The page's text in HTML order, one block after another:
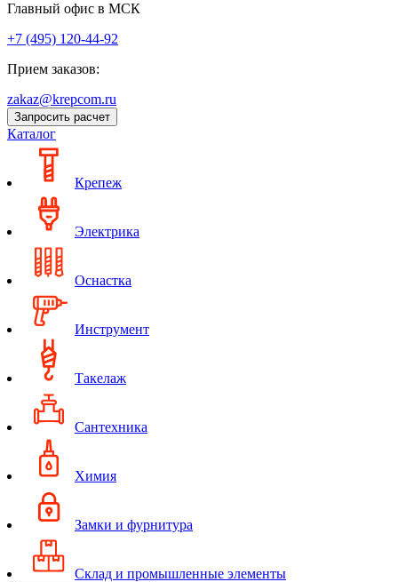
Главный офис в МСК
+7 (495) 120-44-92
Прием заказов:
zakaz@krepcom.ru
Запросить расчет
Каталог
Крепеж
Электрика
Оснастка
Инструмент
Такелаж
Сантехника
Химия
Замки и фурнитура
Склад и промышленные элементы